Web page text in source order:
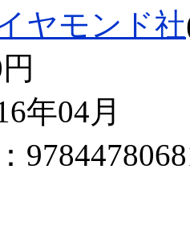
ヤモンド社
年04月